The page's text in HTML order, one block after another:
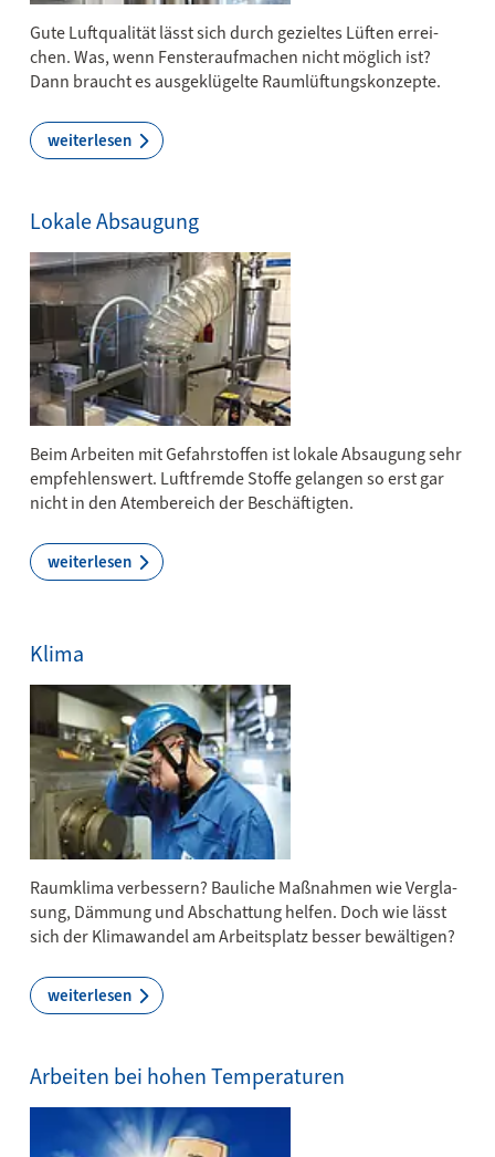
Gu­te Luft­qua­li­tät lässt sich durch ge­ziel­tes Lüf­ten er­­rei­­
chen. Was, wenn Fen­ster­auf­mach­en nicht mög­­lich ist?
Dann braucht es aus­ge­klü­gel­te Raum­l­üf­­tungs­­kon­­zep­­te.
weiterlesen
Lokale Absaugung
Beim Ar­bei­ten mit Ge­fahr­stof­fen ist lo­ka­le Ab­sau­gung sehr
em­­pfeh­­lens­­wert. Luft­fremde Stof­fe ge­lan­gen so erst gar
nicht in den A­tem­b­ereich der Beschäftigten.
weiterlesen
Klima
Raum­kli­ma ver­bes­sern? Bau­li­che Maß­nah­men wie Ver­gla­
sung, Däm­mung und Ab­schat­tung hel­fen. Doch wie lässt
sich der Kli­ma­wan­del am Ar­beits­platz bes­ser be­wäl­ti­gen?
weiterlesen
Arbeiten bei hohen Temperaturen